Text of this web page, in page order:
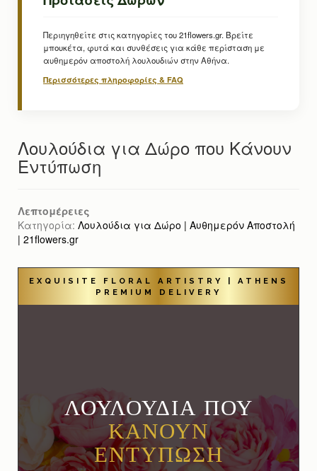
Περιηγηθείτε στις κατηγορίες του 21flowers.gr. Βρείτε
μπουκέτα, φυτά και συνθέσεις για κάθε περίσταση με
αυθημερόν αποστολή λουλουδιών στην Αθήνα.
Περισσότερες πληροφορίες & FAQ
Λουλούδια για Δώρο που Κάνουν
Εντύπωση
Λεπτομέρειες
Κατηγορία: Λουλούδια για Δώρο | Αυθημερόν Αποστολή
| 21flowers.gr
EXQUISITE FLORAL ARTISTRY | ATHENS
PREMIUM DELIVERY
ΛΟΥΛΟΥΔΙΑ ΠΟΥ
ΚΑΝΟΥΝ
ΕΝΤΥΠΩΣΗ